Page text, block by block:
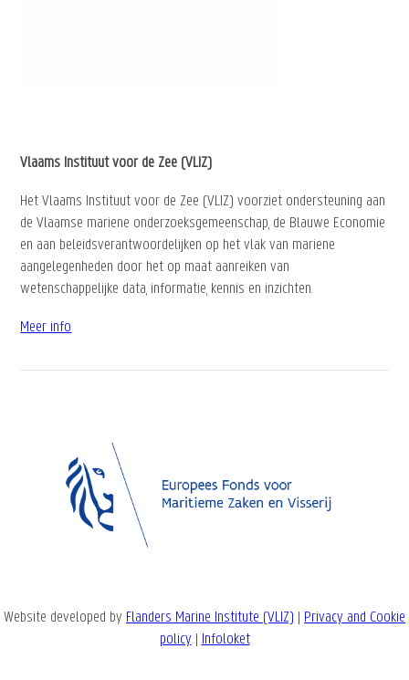
Vlaams Instituut voor de Zee (VLIZ)
Het Vlaams Instituut voor de Zee (VLIZ) voorziet ondersteuning aan
de Vlaamse mariene onderzoeksgemeenschap, de Blauwe Economie
en aan beleidsverantwoordelijken op het vlak van mariene
aangelegenheden door het op maat aanreiken van
wetenschappelijke data, informatie, kennis en inzichten.
Meer info
Website developed by Flanders Marine Institute (VLIZ) | Privacy and Cookie
policy | Infoloket